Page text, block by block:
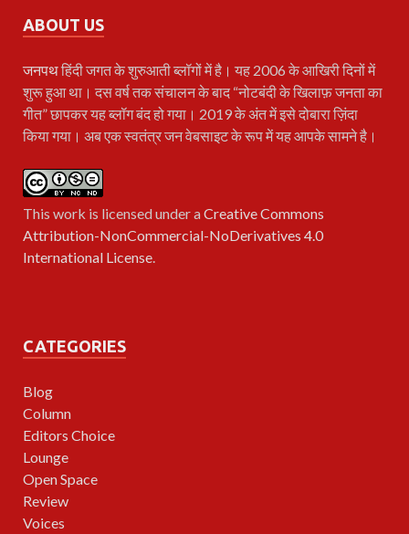
ABOUT US
जनपथहिंदी जगत के शुरुआती ब्लॉगों में है। यह 2006 के आखिरी दिनों में
शुरू हुआ था। दस वर्ष तक संचालन के बाद “नोटबंदी के खिलाफ़ जनता का
गीत” छापकर यह ब्लॉग बंद हो गया। 2019 के अंत में इसे दोबारा ज़िंदा
किया गया। अब एक स्वतंत्र जन वेबसाइट के रूप में यह आपके सामने है।
This work is licensed under aCreative Commons
Attribution-NonCommercial-NoDerivatives 4.0
International License
CATEGORIES
Blog
Column
Editors Choice
Lounge
Open Space
Review
Voices